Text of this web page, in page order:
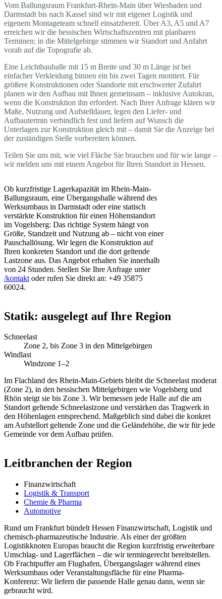
Vom Ballungsraum Frankfurt-Rhein-Main über Wiesbaden und
Darmstadt bis nach Kassel sind wir mit eigener Logistik und
eigenem Montageteam schnell einsatzbereit. Über A3, A5 und A7
erreichen wir die hessischen Wirtschaftszentren mit planbaren
Terminen; in die Mittelgebirge stimmen wir Standort und Anfahrt
vorab auf die Topografie ab.
Eine Leichtbauhalle mit 15 m Breite und 30 m Länge ist bei
einfacher Verkleidung binnen ein bis zwei Tagen montiert. Für
größere Konstruktionen oder Standorte mit erschwerter Zufahrt
planen wir den Aufbau mit Ihnen gemeinsam – inklusive Autokran,
wenn die Konstruktion ihn erfordert. Nach Ihrer Anfrage klären wir
Maße, Nutzung und Aufstelldauer, legen den Liefer- und
Aufbautermin verbindlich fest und liefern auf Wunsch die
Unterlagen zur Konstruktion gleich mit – damit Sie die Anzeige bei
der zuständigen Stelle vorbereiten können.
Teilen Sie uns mit, wie viel Fläche Sie brauchen und für wie lange –
wir melden uns mit einem Angebot für Ihren Standort in Hessen.
Ob kurzfristige Lagerkapazität im Rhein-Main-
Ballungsraum, eine Übergangshalle während des
Werksumbaus in Darmstadt oder eine statisch
verstärkte Konstruktion für einen Höhenstandort
im Vogelsberg: Das richtige System hängt von
Größe, Standzeit und Nutzung ab – nicht von einer
Pauschallösung. Wir legen die Konstruktion auf
Ihren konkreten Standort und die dort geltende
Lastzone aus. Das Angebot erhalten Sie innerhalb
von 24 Stunden. Stellen Sie Ihre Anfrage unter
/kontakt oder rufen Sie direkt an: +49 35875
60024.
Statik: ausgelegt auf Ihre Region
Schneelast
Zone 2, bis Zone 3 in den Mittelgebirgen
Windlast
Windzone 1–2
Im Flachland des Rhein-Main-Gebiets bleibt die Schneelast moderat
(Zone 2), in den hessischen Mittelgebirgen wie Vogelsberg und
Rhön steigt sie bis Zone 3. Wir bemessen jede Halle auf die am
Standort geltende Schneelastzone und verstärken das Tragwerk in
den Höhenlagen entsprechend. Maßgeblich sind dabei die konkret
am Aufstellort geltende Zone und die Geländehöhe, die wir für jede
Gemeinde vor dem Aufbau prüfen.
Leitbranchen der Region
Finanzwirtschaft
Logistik & Transport
Chemie & Pharma
Automotive
Rund um Frankfurt bündelt Hessen Finanzwirtschaft, Logistik und
chemisch-pharmazeutische Industrie. Als einer der größten
Logistikknoten Europas braucht die Region kurzfristig erweiterbare
Umschlag- und Lagerflächen – die wir termingerecht bereitstellen.
Ob Frachtpuffer am Flughafen, Übergangslager während eines
Werksumbaus oder Veranstaltungsfläche für eine Pharma-
Konferenz: Wir liefern die passende Halle genau dann, wenn sie
gebraucht wird.